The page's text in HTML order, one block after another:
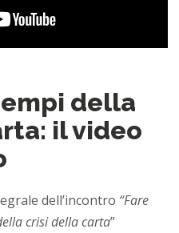
della
il video
dell’incontro “Fare
crisi della carta”